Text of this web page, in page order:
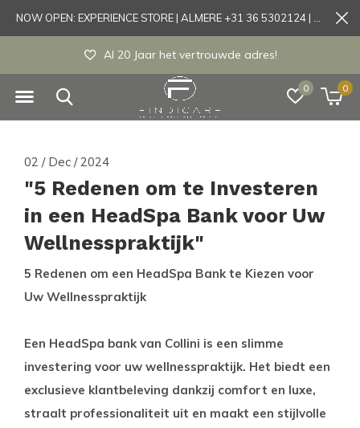
0 0
Experience store Almere / Tönisvorst / Mortsel
02 / Dec / 2024
"5 Redenen om te Investeren
in een HeadSpa Bank voor Uw
Wellnesspraktijk"
5 Redenen om een HeadSpa Bank te Kiezen voor
Uw Wellnesspraktijk
Een HeadSpa bank van Collini is een slimme
investering voor uw wellnesspraktijk. Het biedt een
exclusieve klantbeleving dankzij comfort en luxe,
straalt professionaliteit uit en maakt een stijlvolle